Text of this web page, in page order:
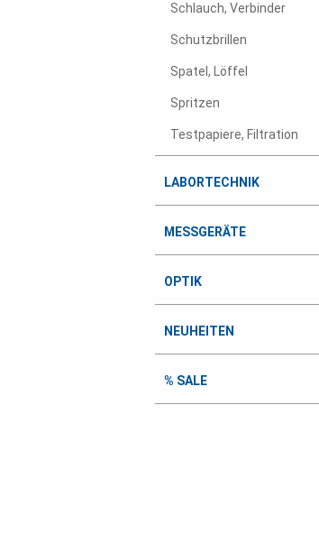
Schlauch, Verbinder
Schutzbrillen
Spatel, Löffel
Spritzen
Testpapiere, Filtration
LABORTECHNIK
MESSGERÄTE
OPTIK
NEUHEITEN
% SALE